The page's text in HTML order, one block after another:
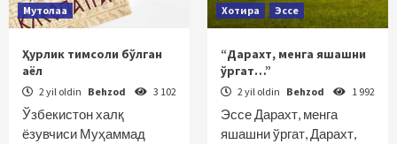
Мутолаа
Ҳурлик тимсоли бўлган
аёл
2 yil oldin Behzod 3 102
Ўзбекистон халқ
ёзувчиси Муҳаммад
Хотира Эссе
“Дарахт, менга яшашни
ўргат…”
2 yil oldin Behzod 1 992
Эссе Дарахт, менга
яшашни ўргат, Дарахт,